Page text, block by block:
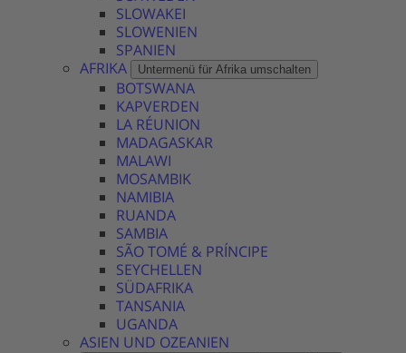
SLOWAKEI
SLOWENIEN
SPANIEN
AFRIKA
Untermenü für Afrika umschalten
BOTSWANA
KAPVERDEN
LA RÉUNION
MADAGASKAR
MALAWI
MOSAMBIK
NAMIBIA
RUANDA
SAMBIA
SÃO TOMÉ & PRÍNCIPE
SEYCHELLEN
SÜDAFRIKA
TANSANIA
UGANDA
ASIEN UND OZEANIEN